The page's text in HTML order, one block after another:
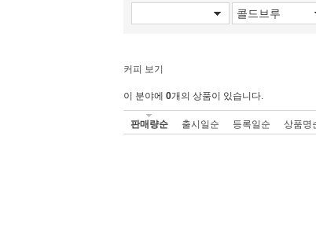
커피 보기
이 분야에 0개의 상품이 있습니다.
판매량순 출시일순 등록일순 상품명